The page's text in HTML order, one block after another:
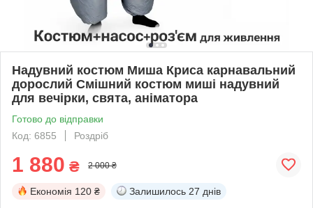
Надувний костюм Миша Криса карнавальний
дорослий Смішний костюм миші надувний
для вечірки, свята, аніматора
Готово до відправки
Код: 6855
Роздріб
1 880 ₴ 2 000 ₴
Економія 120 ₴ Залишилось 27 днів